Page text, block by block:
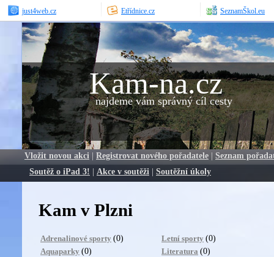
just4web.cz Etřídnice.cz SeznamŠkol.eu
Kam-na.cz
najdeme vám správný cíl cesty
Vložit novou akci | Registrovat nového pořadatele | Seznam
Soutěž o iPad 3! | Akce v soutěži | Soutěžní úkoly
Kam v Plzni
Adrenalinové sporty (0)
Aquaparky (0)
Letní sporty (0)
Literatura (0)